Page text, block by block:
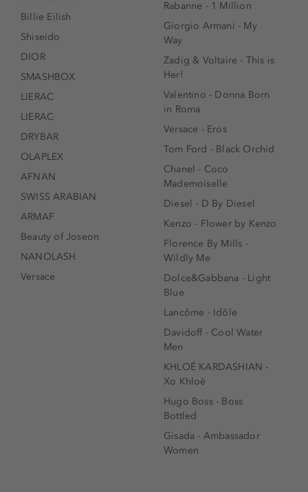
Billie Eilish
Shiseido
DIOR
SMASHBOX
LIERAC
LIERAC
DRYBAR
OLAPLEX
AFNAN
SWISS ARABIAN
ARMAF
Beauty of Joseon
NANOLASH
Versace
Rabanne - 1 Million
Giorgio Armani - My
Way
Zadig & Voltaire - This is
Her!
Valentino - Donna Born
in Roma
Versace - Eros
Tom Ford - Black Orchid
Chanel - Coco
Mademoiselle
Diesel - D By Diesel
Kenzo - Flower by Kenzo
Florence By Mills -
Wildly Me
Dolce&Gabbana - Light
Blue
Lancôme - Idôle
Davidoff - Cool Water
Men
KHLOÉ KARDASHIAN -
Xo Khloè
Hugo Boss - Boss
Bottled
Gisada - Ambassador
Women